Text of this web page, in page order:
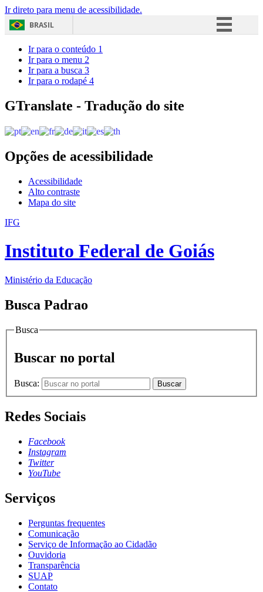
Ir direto para menu de acessibilidade.
BRASIL
Acesso à informação
Ir para o conteúdo 1
Ir para o menu 2
Ir para a busca 3
Ir para o rodapé 4
GTranslate - Tradução do site
Opções de acessibilidade
Acessibilidade
Alto contraste
Mapa do site
IFG
Instituto Federal de Goiás
Ministério da Educação
Busca Padrao
Busca
Buscar no portal
Busca: Buscar
Redes Sociais
Facebook
Instagram
Twitter
YouTube
Serviços
Perguntas frequentes
Comunicação
Serviço de Informação ao Cidadão
Ouvidoria
Transparência
SUAP
Contato